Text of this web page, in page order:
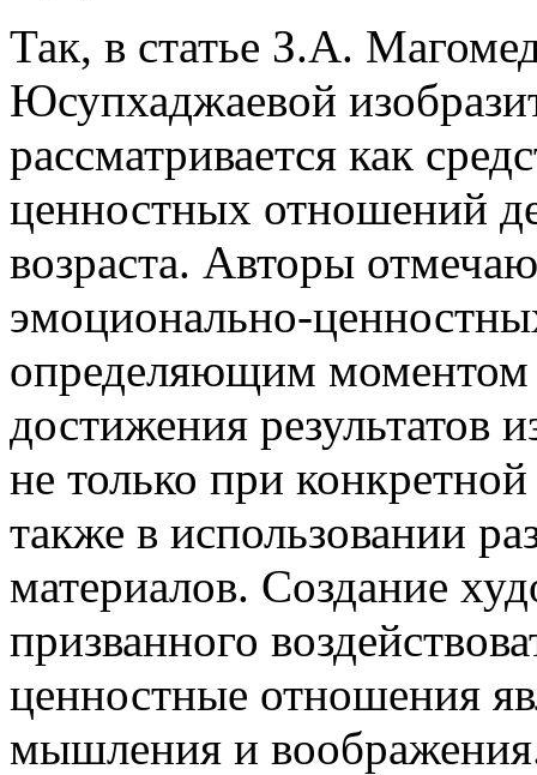
Так, в статье З.А.
Юсупхаджаевой
рассматривается как
ценностных отношений
возраста. Авторы
эмоционально-
определяющим моментом
достижения результатов
не только при
также в использовании
материалов. Создание
призванного
ценностные отношения
мышления и